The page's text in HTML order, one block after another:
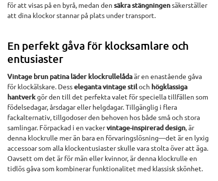
för att visas på en byrå, medan den säkra stängningensäkerställer
att dina klockor stannar på plats under transport.
En perfekt gåva för klocksamlare och
entusiaster
Vintage brun patina läder klockrullelådaär en enastående gåva
för klockälskare. Desseleganta vintage stiloch högklassiga
hantverkgör den till det perfekta valet för speciella tillfällen som
födelsedagar, årsdagar eller helgdagar. Tillgänglig i flera
fackalternativ, tillgodoser den behoven hos både små och stora
samlingar. Förpackad i en vackervintage-inspirerad design, är
denna klockrulle mer än bara en förvaringslösning—det är en lyxig
accessoar som alla klockentusiaster skulle vara stolta över att äga.
Oavsett om det är för män eller kvinnor, är denna klockrulle en
tidlös gåva som kombinerar funktionalitet med klassisk skönhet.